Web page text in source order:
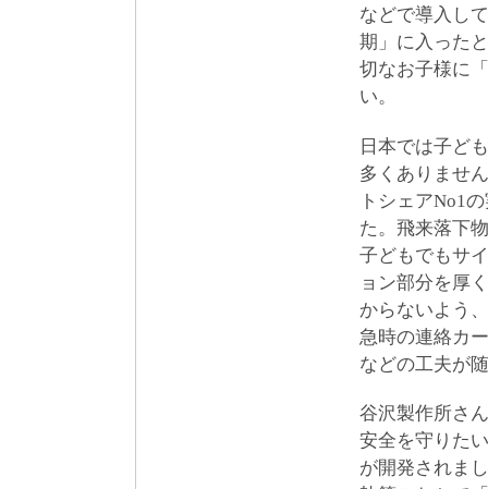
などで導入し
期」に入った
切なお子様に
い。
日本では子ど
多くありませ
トシェアNo1
た。飛来落下
子どもでもサ
ョン部分を厚
からないよう
急時の連絡カ
などの工夫が
谷沢製作所さ
安全を守りた
が開発されま